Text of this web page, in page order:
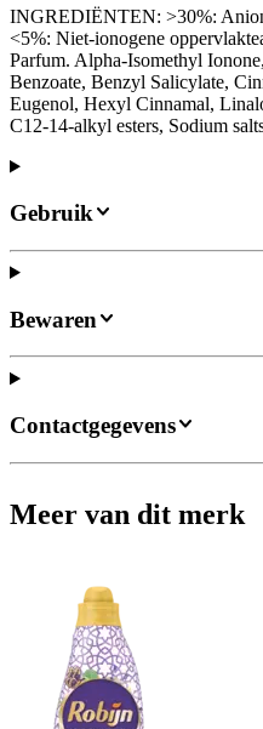
INGREDIËNTEN: >30%:
<5%: Niet-ionogene
Parfum. Alpha-Isomethyl
Benzoate, Benzyl Salicylate,
Eugenol, Hexyl Cinnamal,
C12-14-alkyl esters, Sodium
Gebruik
Bewaren
Contactgegevens
Meer van dit merk